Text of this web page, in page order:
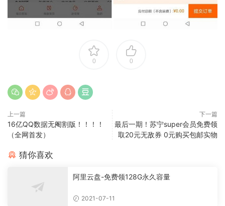
0 0
上一篇
16亿QQ数据无阉割版！！！！
（全网首发）
下一篇
最后一期！苏宁super会员免费领
取20元无敌券 0元购买包邮实物
猜你喜欢
阿里云盘-免费领128G永久容量
2021-07-11